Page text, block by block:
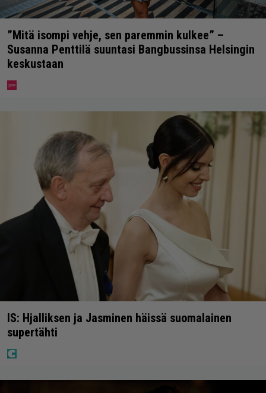
”Mitä isompi vehje, sen paremmin kulkee” –
Susanna Penttilä suuntasi Bangbussinsa Helsingin
keskustaan
IS: Hjalliksen ja Jasminen häissä suomalainen
supertähti